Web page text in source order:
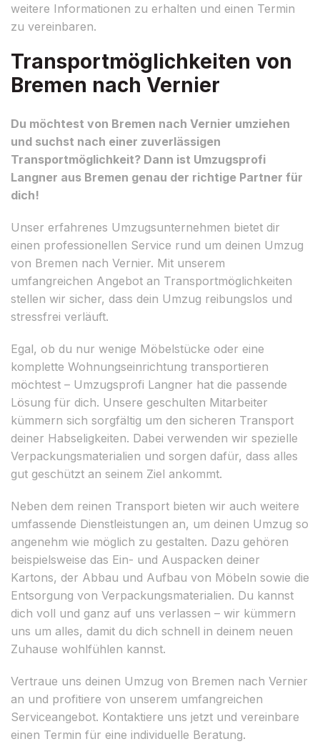
weitere Informationen zu erhalten und einen Termin
zu vereinbaren.
Transportmöglichkeiten von
Bremen nach Vernier
Du möchtest von Bremen nach Vernier umziehen
und suchst nach einer zuverlässigen
Transportmöglichkeit? Dann ist Umzugsprofi
Langner aus Bremen genau der richtige Partner für
dich!
Unser erfahrenes Umzugsunternehmen bietet dir
einen professionellen Service rund um deinen Umzug
von Bremen nach Vernier. Mit unserem
umfangreichen Angebot an Transportmöglichkeiten
stellen wir sicher, dass dein Umzug reibungslos und
stressfrei verläuft.
Egal, ob du nur wenige Möbelstücke oder eine
komplette Wohnungseinrichtung transportieren
möchtest – Umzugsprofi Langner hat die passende
Lösung für dich. Unsere geschulten Mitarbeiter
kümmern sich sorgfältig um den sicheren Transport
deiner Habseligkeiten. Dabei verwenden wir spezielle
Verpackungsmaterialien und sorgen dafür, dass alles
gut geschützt an seinem Ziel ankommt.
Neben dem reinen Transport bieten wir auch weitere
umfassende Dienstleistungen an, um deinen Umzug so
angenehm wie möglich zu gestalten. Dazu gehören
beispielsweise das Ein- und Auspacken deiner
Kartons, der Abbau und Aufbau von Möbeln sowie die
Entsorgung von Verpackungsmaterialien. Du kannst
dich voll und ganz auf uns verlassen – wir kümmern
uns um alles, damit du dich schnell in deinem neuen
Zuhause wohlfühlen kannst.
Vertraue uns deinen Umzug von Bremen nach Vernier
an und profitiere von unserem umfangreichen
Serviceangebot. Kontaktiere uns jetzt und vereinbare
einen Termin für eine individuelle Beratung.